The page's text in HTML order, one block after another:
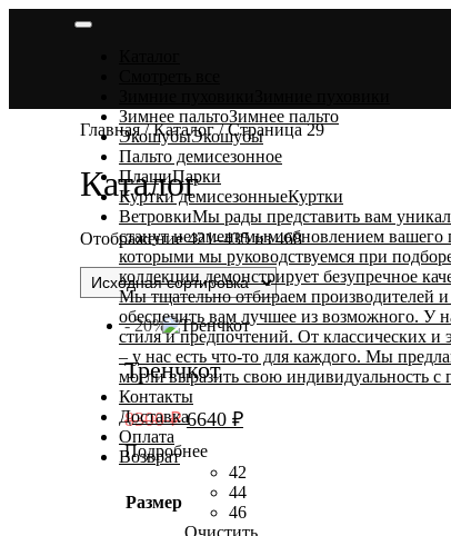
Зимнее пальтоЗимнее пальто
ЭкошубыЭкошубы
Пальто демисезонное
ПлащиПарки
Куртки демисезонныеКуртки
ВетровкиМы рады представить вам
станут незаменимым обновлением вашего
которыми мы руководствуемся при
коллекции демонстрирует безупречное
Мы тщательно отбираем производителей
обеспечить вам лучшее из возможного. У
стиля и предпочтений. От классических
– у нас есть что-то для каждого. Мы
могли выразить свою индивидуальность
Контакты
Доставка
Оплата
Возврат
Главная/Каталог/ Страница 29
Каталог
Отображение 421–435 из 468
- 20%
Тренчкот
8300₽ Первоначальная
составляла
8300 ₽.
6640 ₽Текущая
6640 ₽.
Подробнее
Размер
42
44
46